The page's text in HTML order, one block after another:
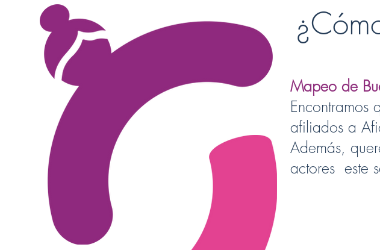
Mapeo de
afiliados a
Además,
actores este